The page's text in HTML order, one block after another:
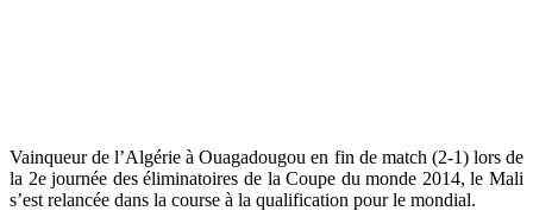
Vainqueur de l’Algérie à Ouagadougou en fin de match (2-1) lors de
la 2e journée des éliminatoires de la Coupe du monde 2014, le Mali
s’est relancée dans la course à la qualification pour le mondial.